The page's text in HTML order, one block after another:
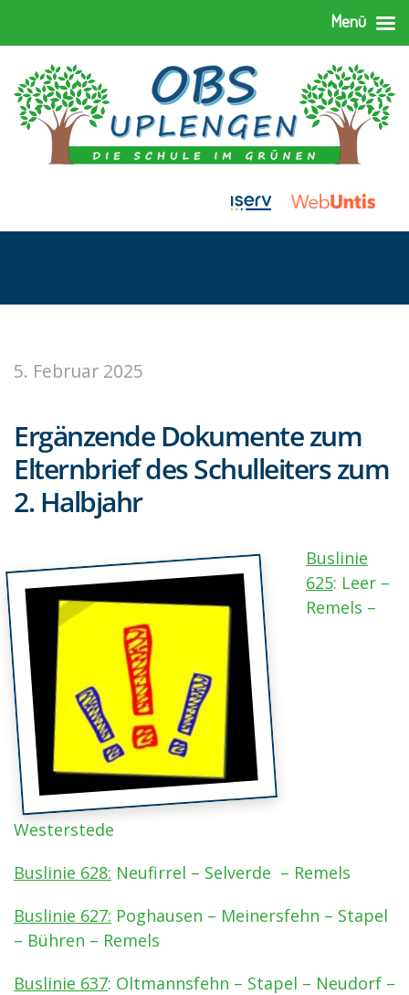
5. Februar 2025
Ergänzende Dokumente zum
Elternbrief des Schulleiters zum
2. Halbjahr
Buslinie
625: Leer –
Remels –
Westerstede
Buslinie 628: Neufirrel – Selverde – Remels
Buslinie 627: Poghausen – Meinersfehn – Stapel
– Bühren – Remels
Buslinie 637: Oltmannsfehn – Stapel – Neudorf –
Menü